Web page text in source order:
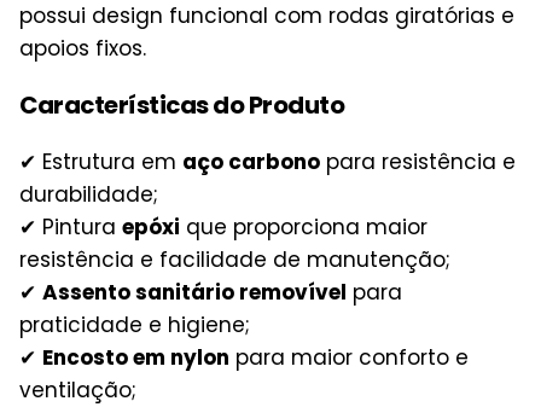
possui design funcional com rodas giratórias e
apoios fixos.
Características do Produto
✔ Estrutura em aço carbono para resistência e
durabilidade;
✔ Pintura epóxi que proporciona maior
resistência e facilidade de manutenção;
✔ Assento sanitário removível para
praticidade e higiene;
✔ Encosto em nylon para maior conforto e
ventilação;